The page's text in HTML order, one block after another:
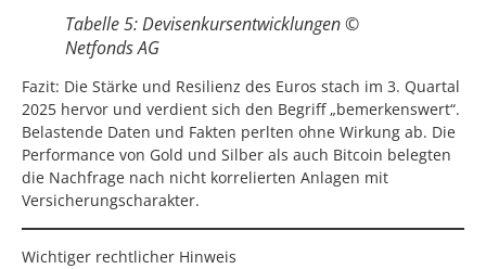
Tabelle 5: Devisenkursentwicklungen ©
Netfonds AG
Fazit: Die Stärke und Resilienz des Euros stach im 3. Quartal
2025 hervor und verdient sich den Begriff „bemerkenswert“.
Belastende Daten und Fakten perlten ohne Wirkung ab. Die
Performance von Gold und Silber als auch Bitcoin belegten
die Nachfrage nach nicht korrelierten Anlagen mit
Versicherungscharakter.
Wichtiger rechtlicher Hinweis